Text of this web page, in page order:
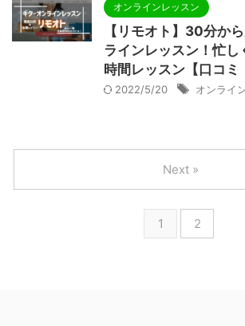
オンラインレッスン
【リモオト】30分か
ラインレッスン！忙し
時間レッスン【口コミ
2022/5/20 オンライ
1 2
Next »